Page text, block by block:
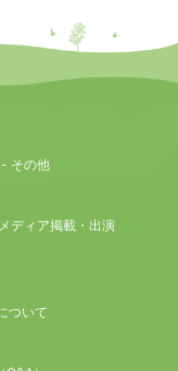
- その他
ディア掲載・出演
ついて